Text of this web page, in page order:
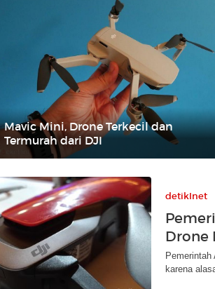
Mavic Mini, Drone Terkecil dan
Termurah dari DJI
detikInet
Drone
Pemerintah
karena